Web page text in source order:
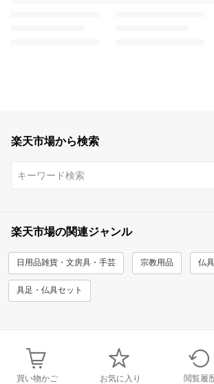
楽天市場から検索
楽天市場の関連ジャンル
日用品雑貨・文房具・手芸 宗教用品 仏具
具足・仏具セット
買い物かご お気に入り 閲覧履